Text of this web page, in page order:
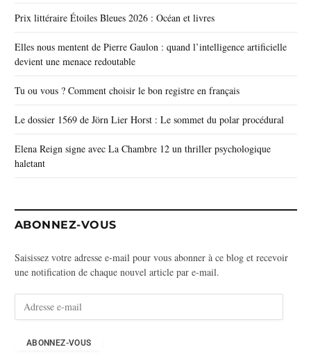
Prix littéraire Étoiles Bleues 2026 : Océan et livres
Elles nous mentent de Pierre Gaulon : quand l’intelligence artificielle
devient une menace redoutable
Tu ou vous ? Comment choisir le bon registre en français
Le dossier 1569 de Jörn Lier Horst : Le sommet du polar procédural
Elena Reign signe avec La Chambre 12 un thriller psychologique
haletant
ABONNEZ-VOUS
Saisissez votre adresse e-mail pour vous abonner à ce blog et recevoir
une notification de chaque nouvel article par e-mail.
ABONNEZ-VOUS